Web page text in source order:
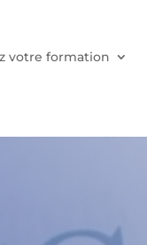
votre formation